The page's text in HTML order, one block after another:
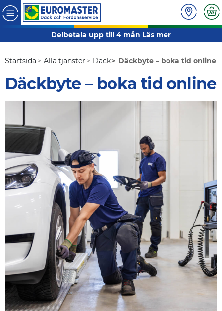
Delbetala upp till 4 mån Läs mer
Startsida Alla tjänster Däck Däckbyte – boka tid online
Däckbyte – boka tid online